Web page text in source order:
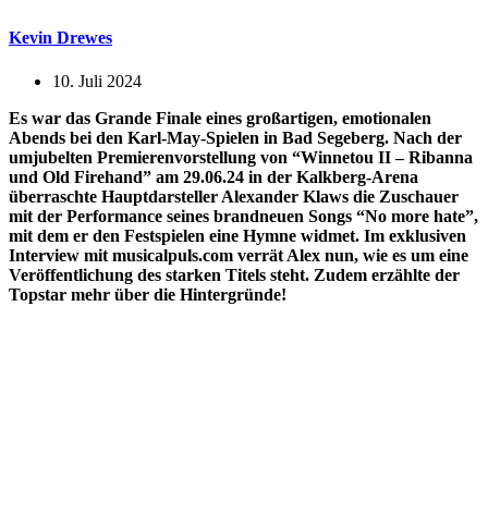
Kevin Drewes
10. Juli 2024
Es war das Grande Finale eines großartigen, emotionalen
Abends bei den Karl-May-Spielen in Bad Segeberg. Nach der
umjubelten Premierenvorstellung von “Winnetou II – Ribanna
und Old Firehand” am 29.06.24 in der Kalkberg-Arena
überraschte Hauptdarsteller Alexander Klaws die Zuschauer
mit der Performance seines brandneuen Songs “No more hate”,
mit dem er den Festspielen eine Hymne widmet. Im exklusiven
Interview mit musicalpuls.com verrät Alex nun, wie es um eine
Veröffentlichung des starken Titels steht. Zudem erzählte der
Topstar mehr über die Hintergründe!